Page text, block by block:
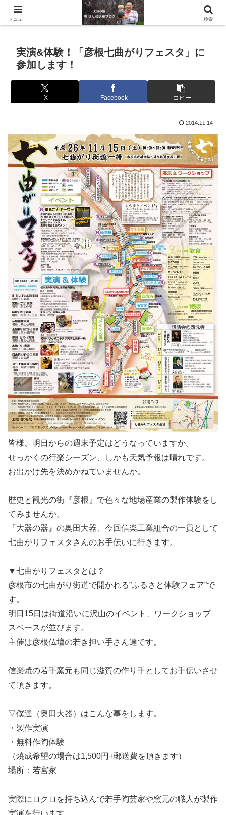
滋賀県の信楽で水琴窟や水鉢などの陶器を作っています。
実演&体験！「彦根七曲がりフェスタ」に
参加します！
X Facebook コピー
2014.11.14
皆様、明日からの週末予定はどうなっていますか。
せっかくの行楽シーズン、しかも天気予報は晴れです。
お出かけ先を決めかねていませんか。
歴史と観光の街『彦根』で色々な地場産業の製作体験をし
てみませんか。
『大器の器』の奥田大器、今回信楽工業組合の一員として
七曲がりフェスタさんのお手伝いに行きます。
▼七曲がりフェスタとは？
彦根市の七曲がり街道で開かれる”ふるさと体験フェア”で
す。
明日15日は街道沿いに沢山のイベント、ワークショップ
スペースが並びます。
主催は彦根仏壇の若き担い手さん達です。
信楽焼の若手窯元も同じ滋賀の作り手としてお手伝いさせ
て頂きます。
▽僕達（奥田大器）はこんな事をします。
・製作実演
・無料作陶体験
（焼成希望の場合は1,500円+郵送費を頂きます）
場所：若宮家
実際にロクロを持ち込んで若手陶芸家や窯元の職人が製作
実演を行います。
メニュー 検索